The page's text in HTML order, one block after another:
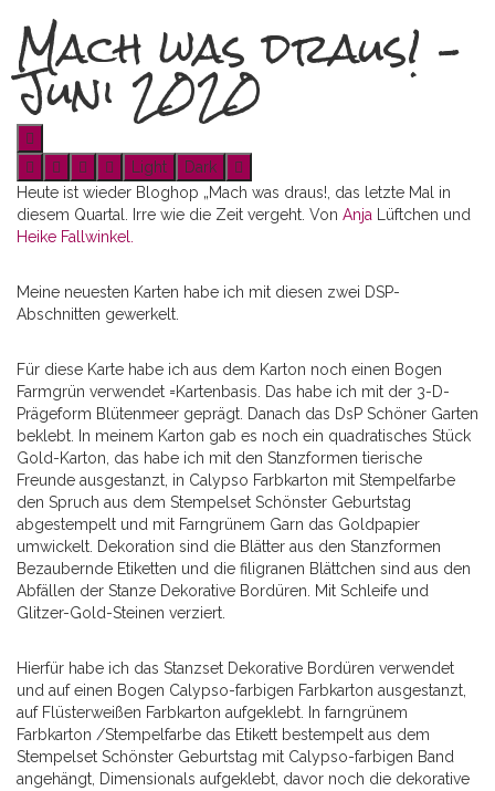
Mach was draus! –
Juni 2020
Light
Dark
Heute ist wieder Bloghop „Mach was draus!, das letzte Mal in
diesem Quartal. Irre wie die Zeit vergeht. Von Anja Lüftchen und
Heike Fallwinkel.
Meine neuesten Karten habe ich mit diesen zwei DSP-
Abschnitten gewerkelt.
Für diese Karte habe ich aus dem Karton noch einen Bogen
Farmgrün verwendet =Kartenbasis. Das habe ich mit der 3-D-
Prägeform Blütenmeer geprägt. Danach das DsP Schöner Garten
beklebt. In meinem Karton gab es noch ein quadratisches Stück
Gold-Karton, das habe ich mit den Stanzformen tierische
Freunde ausgestanzt, in Calypso Farbkarton mit Stempelfarbe
den Spruch aus dem Stempelset Schönster Geburtstag
abgestempelt und mit Farngrünem Garn das Goldpapier
umwickelt. Dekoration sind die Blätter aus den Stanzformen
Bezaubernde Etiketten und die filigranen Blättchen sind aus den
Abfällen der Stanze Dekorative Bordüren. Mit Schleife und
Glitzer-Gold-Steinen verziert.
Hierfür habe ich das Stanzset Dekorative Bordüren verwendet
und auf einen Bogen Calypso-farbigen Farbkarton ausgestanzt,
auf Flüsterweißen Farbkarton aufgeklebt. In farngrünem
Farbkarton /Stempelfarbe das Etikett bestempelt aus dem
Stempelset Schönster Geburtstag mit Calypso-farbigen Band
angehängt, Dimensionals aufgeklebt, davor noch die dekorative